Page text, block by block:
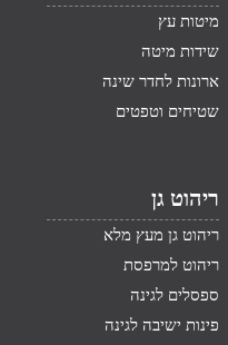
מיטות עץ
שידות מיטה
ארונות לחדר שינה
שטיחים וטפטים
ריהוט גן
ריהוט גן מעץ מלא
ריהוט למרפסת
ספסלים לגינה
פינות ישיבה לגינה